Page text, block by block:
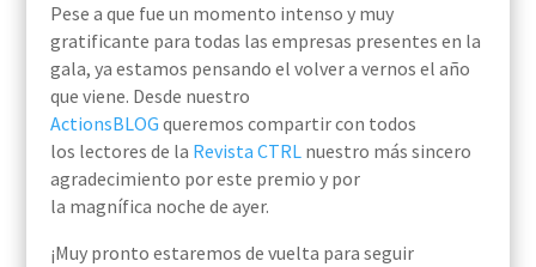
Pese a que fue un momento intenso y muy
gratificante para todas las empresas presentes en la
gala, ya estamos pensando el volver a vernos el año
que viene. Desde nuestro
ActionsBLOG queremos compartir con todos
los lectores de la Revista CTRL nuestro más sincero
agradecimiento por este premio y por
la magnífica noche de ayer.
¡Muy pronto estaremos de vuelta para seguir